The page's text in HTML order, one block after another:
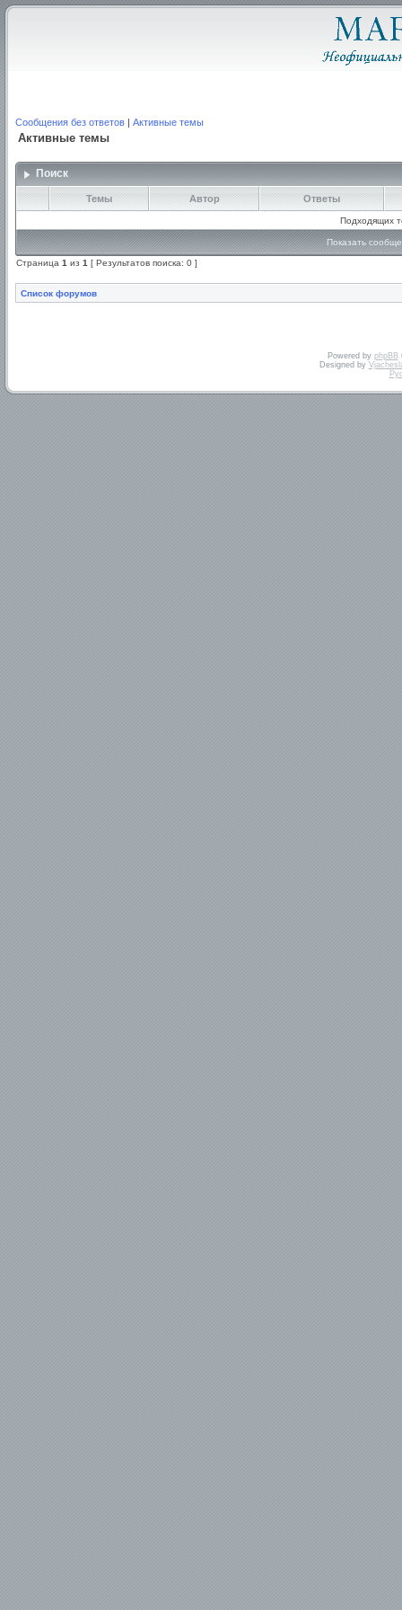
Сообщения без ответов | Активные темы
Активные темы
Поиск
Темы Автор Ответы
Подходящих
Показать
Страница 1 из 1 [ Результатов поиска: 0 ]
Список форумов
Powered by phpBB
Designed by